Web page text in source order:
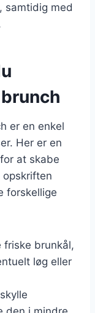
samtidig med
er en enkel
Her er en
at skabe
forskellige
friske brunkål,
løg eller